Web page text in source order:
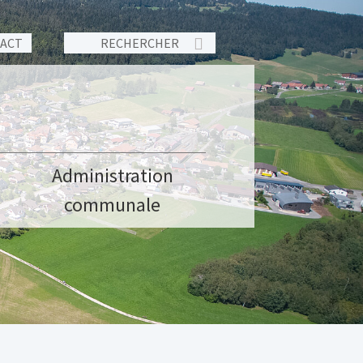
Administration
communale